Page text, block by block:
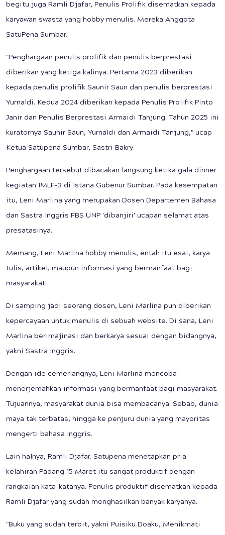
begitu juga Ramli Djafar, Penulis Prolifik disematkan kepada
karyawan swasta yang hobby menulis. Mereka Anggota
SatuPena Sumbar.
"Penghargaan penulis prolifik dan penulis berprestasi
diberikan yang ketiga kalinya. Pertama 2023 diberikan
kepada penulis prolifik Saunir Saun dan penulis berprestasi
Yurnaldi. Kedua 2024 diberikan kepada Penulis Prolifik Pinto
Janir dan Penulis Berprestasi Armaidi Tanjung. Tahun 2025 ini
kuratornya Saunir Saun, Yurnaldi dan Armaidi Tanjung," ucap
Ketua Satupena Sumbar, Sastri Bakry.
Penghargaan tersebut dibacakan langsung ketika gala dinner
kegiatan IMLF-3 di Istana Gubenur Sumbar. Pada kesempatan
itu, Leni Marlina yang merupakan Dosen Departemen Bahasa
dan Sastra Inggris FBS UNP 'dibanjiri' ucapan selamat atas
presatasinya.
Memang, Leni Marlina hobby menulis, entah itu esai, karya
tulis, artikel, maupun informasi yang bermanfaat bagi
masyarakat.
Di samping jadi seorang dosen, Leni Marlina pun diberikan
kepercayaan untuk menulis di sebuah website. Di sana, Leni
Marlina berimajinasi dan berkarya sesuai dengan bidangnya,
yakni Sastra Inggris.
Dengan ide cemerlangnya, Leni Marlina mencoba
menerjemahkan informasi yang bermanfaat bagi masyarakat.
Tujuannya, masyarakat dunia bisa membacanya. Sebab, dunia
maya tak terbatas, hingga ke penjuru dunia yang mayoritas
mengerti bahasa Inggris.
Lain halnya, Ramli Djafar. Satupena menetapkan pria
kelahiran Padang 15 Maret itu sangat produktif dengan
rangkaian kata-katanya. Penulis produktif disematkan kepada
Ramli Djafar yang sudah menghasilkan banyak karyanya.
"Buku yang sudah terbit, yakni Puisiku Doaku, Menikmati